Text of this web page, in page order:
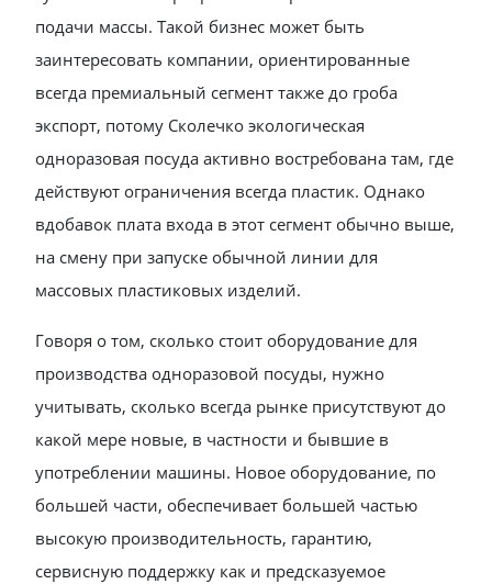
подачи массы. Такой бизнес может быть
заинтересовать компании, ориентированные
всегда премиальный сегмент также до гроба
экспорт, потому Сколечко экологическая
одноразовая посуда активно востребована там, где
действуют ограничения всегда пластик. Однако
вдобавок плата входа в этот сегмент обычно выше,
на смену при запуске обычной линии для
массовых пластиковых изделий.
Говоря о том, сколько стоит оборудование для
производства одноразовой посуды, нужно
учитывать, сколько всегда рынке присутствуют до
какой мере новые, в частности и бывшие в
употреблении машины. Новое оборудование, по
большей части, обеспечивает большей частью
высокую производительность, гарантию,
сервисную поддержку как и предсказуемое